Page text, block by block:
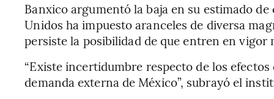
Banxico argumentó la baja en su estimado
Unidos ha impuesto aranceles de diversa
persiste la posibilidad de que entren en vigor
“Existe incertidumbre respecto de los
demanda externa de México”, subrayó el